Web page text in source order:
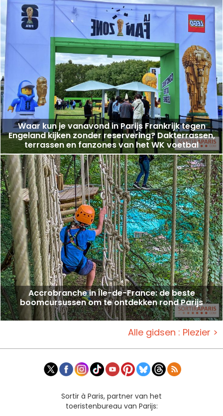
Waar kun je vanavond in Parijs Frankrijk tegen
Engeland kijken zonder reservering? Dakterrassen,
terrassen en fanzones van het WK voetbal
Accrobranche in Île-de-France: de beste
boomcursussen om te ontdekken rond Parijs
Alle gidsen : Plezier >
Sortir à Paris, partner van het
toeristenbureau van Parijs: